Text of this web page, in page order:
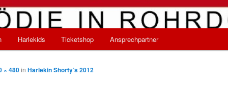
Harlekids Ticketshop Ansprechpartner
× 480in Harlekin Shorty’s 2012